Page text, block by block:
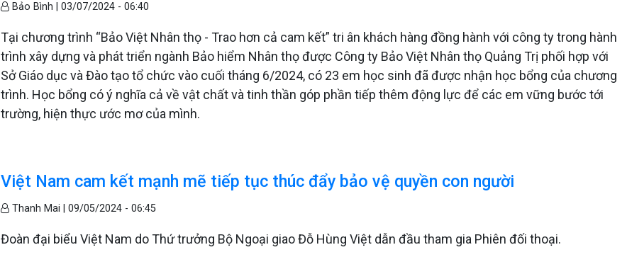
Bảo Bình |03/07/2024 - 06:40
Tại chương trình “Bảo Việt Nhân thọ - Trao hơn cả cam kết” tri ân khách hàng đồng hành với công ty trong hành
trình xây dựng và phát triển ngành Bảo hiểm Nhân thọ được Công ty Bảo Việt Nhân thọ Quảng Trị phối hợp với
Sở Giáo dục và Đào tạo tổ chức vào cuối tháng 6/2024, có 23 em học sinh đã được nhận học bổng của chương
trình. Học bổng có ý nghĩa cả về vật chất và tinh thần góp phần tiếp thêm động lực để các em vững bước tới
trường, hiện thực ước mơ của mình.
Việt Nam cam kết mạnh mẽ tiếp tục thúc đẩy bảo vệ quyền con người
Thanh Mai |09/05/2024 - 06:45
Đoàn đại biểu Việt Nam do Thứ trưởng Bộ Ngoại giao Đỗ Hùng Việt dẫn đầu tham gia Phiên đối thoại.